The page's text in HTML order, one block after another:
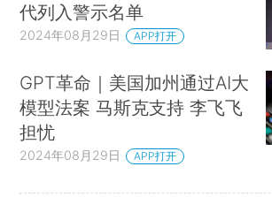
代列入警示名单
2024年08月29日 APP打开
GPT革命｜美国加州通过AI大
模型法案 马斯克支持 李飞飞
担忧
2024年08月29日 APP打开